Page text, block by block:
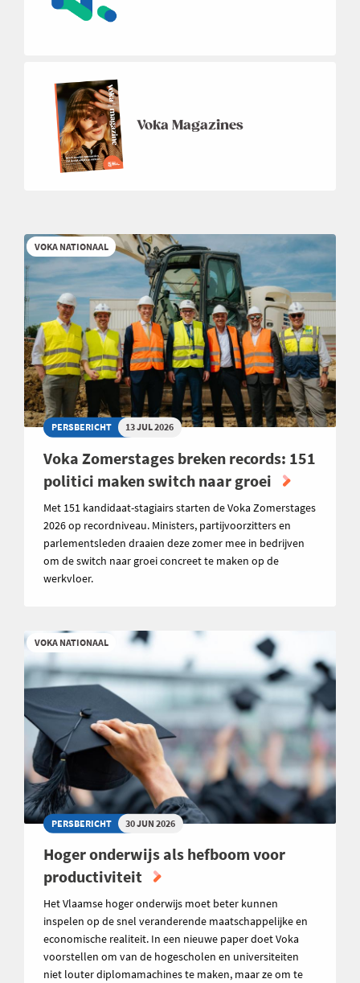
Voka Magazines
VOKA NATIONAAL
PERSBERICHT 13 JUL 2026
Voka Zomerstages breken records: 151
politici maken switch naar groei
Met 151 kandidaat-stagiairs starten de Voka Zomerstages
2026 op recordniveau. Ministers, partijvoorzitters en
parlementsleden draaien deze zomer mee in bedrijven
om de switch naar groei concreet te maken op de
werkvloer.
VOKA NATIONAAL
PERSBERICHT 30 JUN 2026
Hoger onderwijs als hefboom voor
productiviteit
Het Vlaamse hoger onderwijs moet beter kunnen
inspelen op de snel veranderende maatschappelijke en
economische realiteit. In een nieuwe paper doet Voka
voorstellen om van de hogescholen en universiteiten
niet louter diplomamachines te maken, maar ze om te